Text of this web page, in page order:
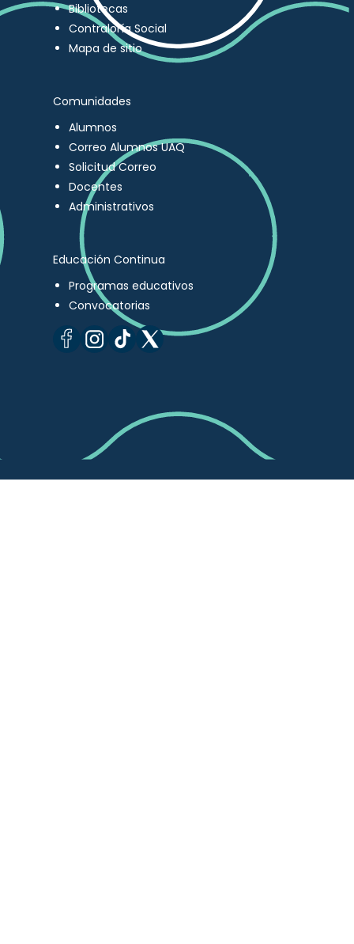
Bibliotecas
Contraloría Social
Mapa de sitio
Comunidades
Alumnos
Correo Alumnos UAQ
Solicitud Correo
Docentes
Administrativos
Educación Continua
Programas educativos
Convocatorias